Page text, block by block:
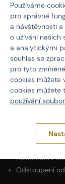
Actionshop.cz
Black Friday
3x Showroom v
Ověřené
Články
Servis
O NÁKUPU
Doprava
Obchodní
Ochrana
Reklamační
Odstoupení
Používáme
pro správné
a návštěvnosti
o užívání našich
a analytickými
souhlas se
pro tyto
cookies můžete
cookies můžete
používání